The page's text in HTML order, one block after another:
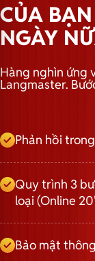
CỦA
NGÀY
Hàng nghìn ứng
Langmaster.
Phản hồi
Quy trình 3
loại (Online
Bảo mật